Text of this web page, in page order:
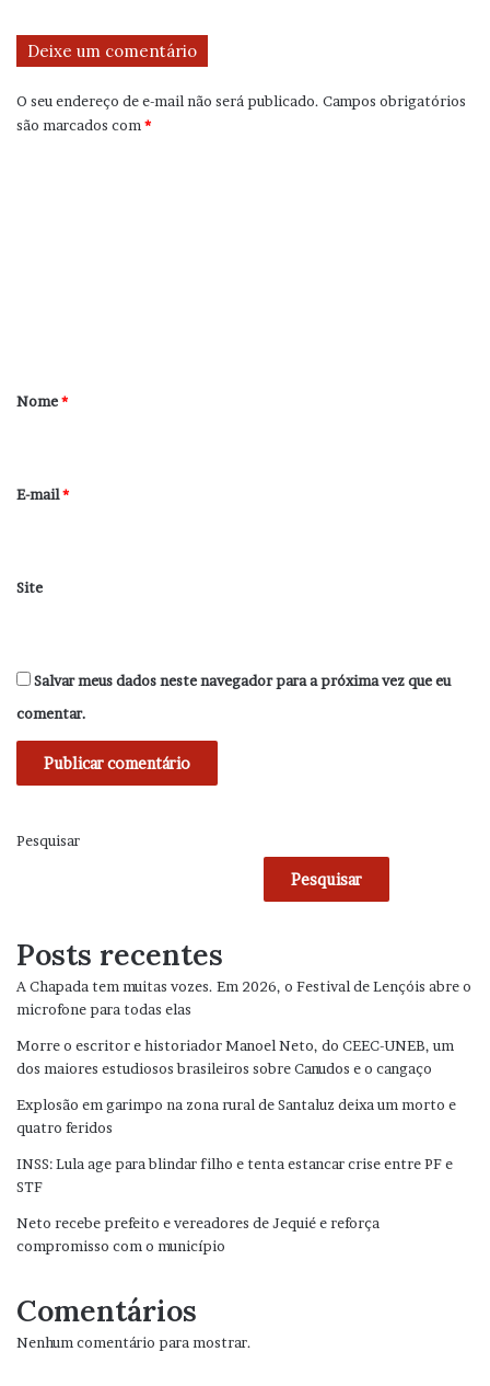
Deixe um comentário
O seu endereço de e-mail não será publicado. Campos obrigatórios
são marcados com *
r
*
Nome*
E-mail*
Site
Salvar meus dados neste navegador para a próxima vez que eu
comentar.
Pesquisar
Pesquisar
Posts recentes
A Chapada tem muitas vozes. Em 2026, o Festival de Lençóis abre o
microfone para todas elas
Morre o escritor e historiador Manoel Neto, do CEEC-UNEB, um
dos maiores estudiosos brasileiros sobre Canudos e o cangaço
Explosão em garimpo na zona rural de Santaluz deixa um morto e
quatro feridos
INSS: Lula age para blindar filho e tenta estancar crise entre PF e
STF
Neto recebe prefeito e vereadores de Jequié e reforça
compromisso com o município
Comentários
Nenhum comentário para mostrar.